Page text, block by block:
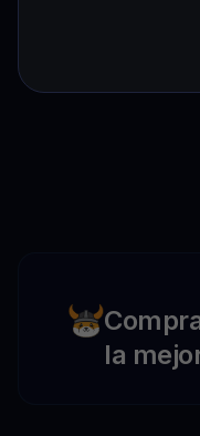
la